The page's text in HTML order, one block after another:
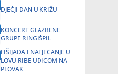
DJEČJI DAN U KRIŽU
KONCERT GLAZBENE
GRUPE RINGIŠPIL
FIŠIJADA I NATJECANJE U
LOVU RIBE UDICOM NA
PLOVAK